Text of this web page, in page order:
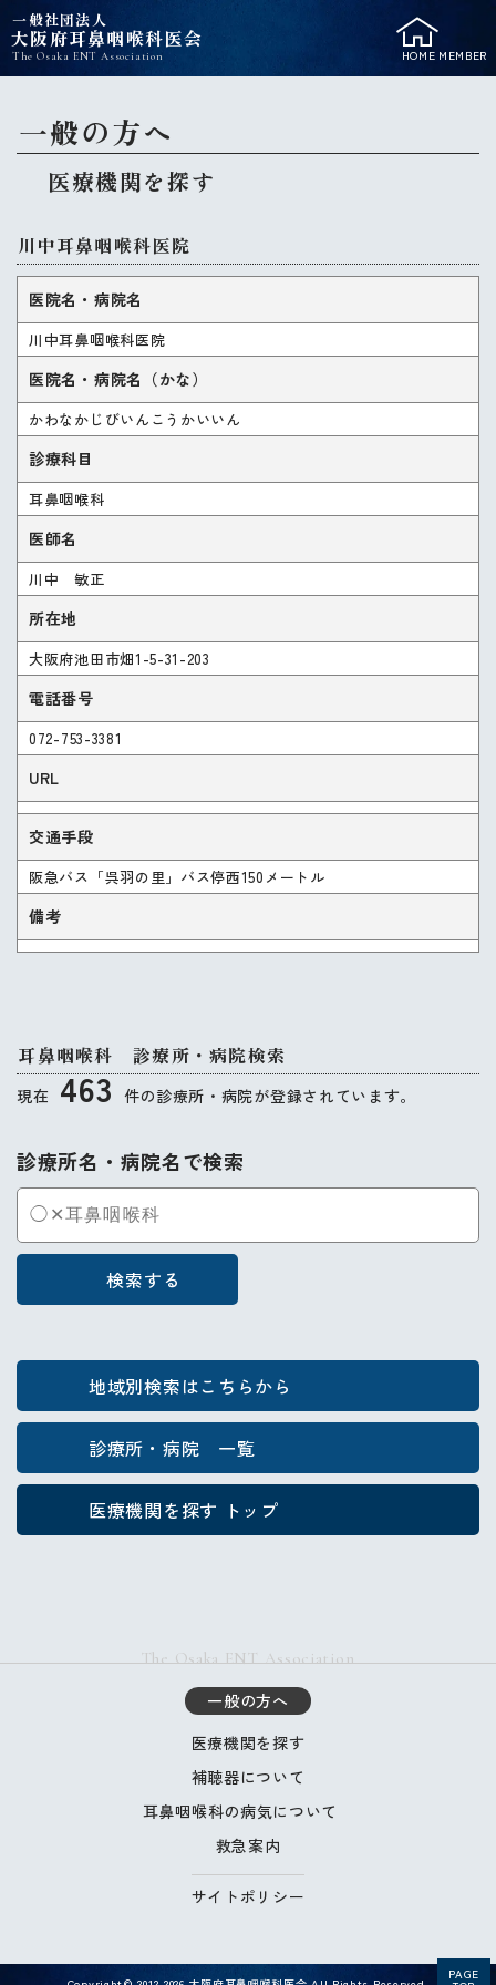
一般社団法人
大阪府耳鼻咽喉科医会
The Osaka ENT Association HOME MEMBER
PAGE
一般の方へ
医療機関を探す
川中耳鼻咽喉科医院
医院名・病院名
川中耳鼻咽喉科医院
医院名・病院名（かな）
かわなかじびいんこうかいいん
診療科目
耳鼻咽喉科
医師名
川中 敏正
所在地
大阪府池田市畑1-5-31-203
電話番号
072-753-3381
URL
交通手段
阪急バス「呉羽の里」バス停西150メートル
備考
耳鼻咽喉科 診療所・病院検索
現在 463 件の診療所・病院が登録されています。
診療所名・病院名で検索
検索する
地域別検索はこちらから
診療所・病院 一覧
医療機関を探す トップ
The Osaka ENT Association
一般の方へ
医療機関を探す
補聴器について
耳鼻咽喉科の病気について
救急案内
サイトポリシー